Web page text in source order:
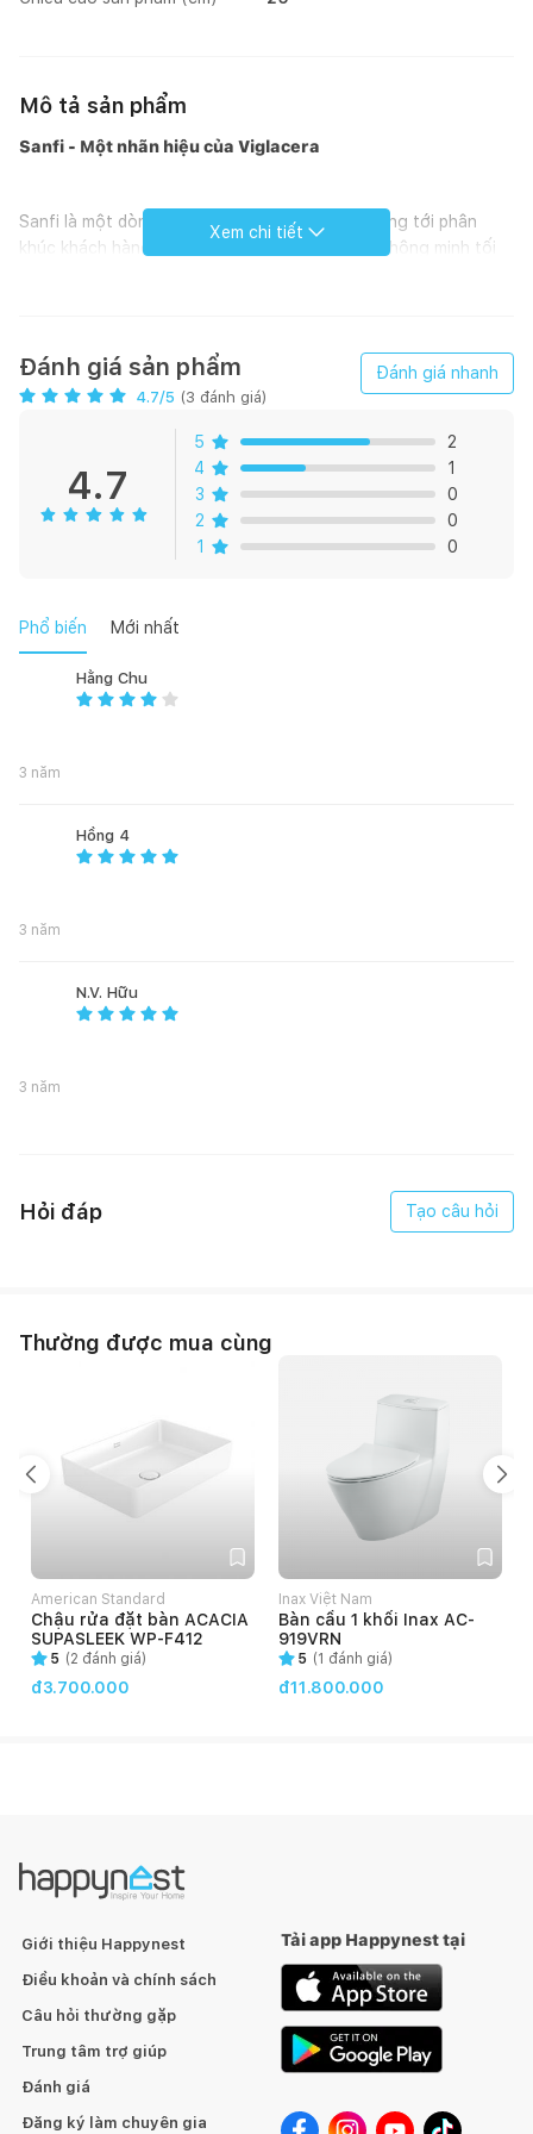
Mô tả sản phẩm
Sanfi - Một nhãn hiệu của Viglacera
Sanfi là một dòng sản phẩm của Viglacera, hướng tới phân
khúc khách hàng trẻ, nhằm đem đến giải pháp thông minh tối
cấu dạng tổ ong giúp ổn định lưu lượng, tạo ra dòng nước êm
Xem chi tiết
Đánh giá sản phẩm
4.7/5 (3 đánh giá)
Đánh giá nhanh
4.7
5
2
4
1
3
0
2
0
1
0
Phổ biến Mới nhất
Hằng Chu
3 năm
Hồng 4
3 năm
N.V. Hữu
3 năm
Hỏi đáp Tạo câu hỏi
Thường được mua cùng
American Standard
Chậu rửa đặt bàn ACACIA
SUPASLEEK WP-F412
5 (2 đánh giá)
đ3.700.000
Inax Việt Nam
Bàn cầu 1 khối Inax AC-
919VRN
5 (1 đánh giá)
đ11.800.000
Giới thiệu Happynest
Điều khoản và chính sách
Câu hỏi thường gặp
Trung tâm trợ giúp
Đánh giá
Đăng ký làm chuyên gia
Tải app Happynest tại